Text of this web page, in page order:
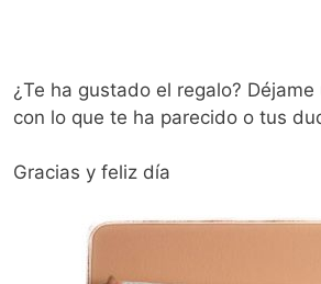
¿Te ha gustado el regalo?
con lo que te ha parecido o tus
Gracias y feliz día